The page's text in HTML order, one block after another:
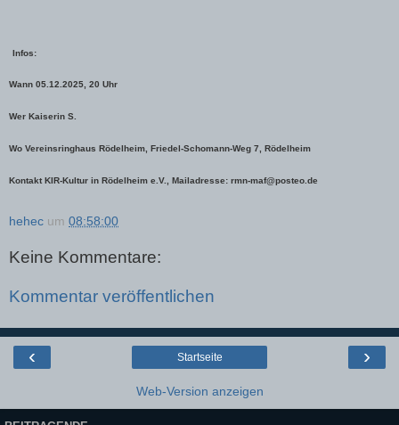
Infos:
Wann 05.12.2025, 20 Uhr
Wer Kaiserin S.
Wo Vereinsringhaus Rödelheim, Friedel-Schomann-Weg 7, Rödelheim
Kontakt KIR-Kultur in Rödelheim e.V., Mailadresse: rmn-maf@posteo.de
hehec um 08:58:00
Keine Kommentare:
Kommentar veröffentlichen
‹ ›
Startseite
Web-Version anzeigen